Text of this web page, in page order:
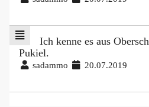
Ich kenne es aus
Pukiel.
sadammo 20.07.2019